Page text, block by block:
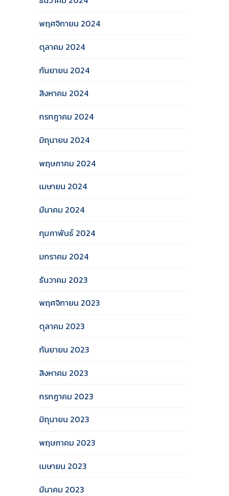
พฤศจิกายน 2024
ตุลาคม 2024
กันยายน 2024
สิงหาคม 2024
กรกฎาคม 2024
มิถุนายน 2024
พฤษภาคม 2024
เมษายน 2024
มีนาคม 2024
กุมภาพันธ์ 2024
มกราคม 2024
ธันวาคม 2023
พฤศจิกายน 2023
ตุลาคม 2023
กันยายน 2023
สิงหาคม 2023
กรกฎาคม 2023
มิถุนายน 2023
พฤษภาคม 2023
เมษายน 2023
มีนาคม 2023